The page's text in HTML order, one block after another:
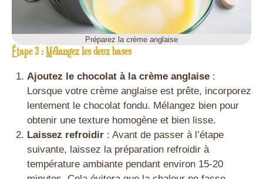
Préparez la crème anglaise
Étape 3 : Mélangez les deux bases
Ajoutez le chocolat à la crème anglaise:
Lorsque votre crème anglaise est prête, incorporez
lentement le chocolat fondu. Mélangez bien pour
obtenir une texture homogène et bien lisse.
Laissez refroidir: Avant de passer à l’étape
suivante, laissez la préparation refroidir à
température ambiante pendant environ 15-20